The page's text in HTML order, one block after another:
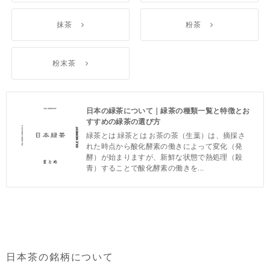
抹茶 粉茶
粉末茶
日本の緑茶について｜緑茶の種類一覧と特徴とお
すすめの緑茶の選び方
緑茶とは 緑茶とは お茶の茶（生葉）は、摘採さ
れた時点から酸化酵素の働きによって変化（発
酵）が始まりますが、新鮮な状態で熱処理（殺
青）することで酸化酵素の働きを...
日本茶の銘柄について